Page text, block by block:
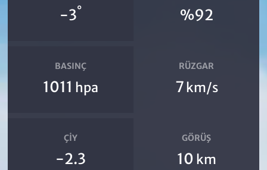
-3° %92
BASINÇ
1011 hpa
RÜZGAR
7 km/s
ÇIY
-2.3
GÖRÜŞ
10 km